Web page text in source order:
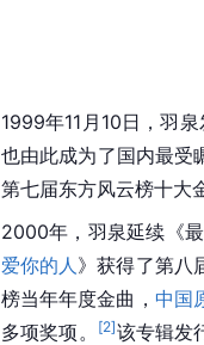
1999年11月10日，羽
也由此成为了国内最受
第七届东方风云榜十大
2000年，羽泉延续《
爱你的人 》获得了第八
榜当年年度金曲， 中国
多项奖项。
[2]该专辑发